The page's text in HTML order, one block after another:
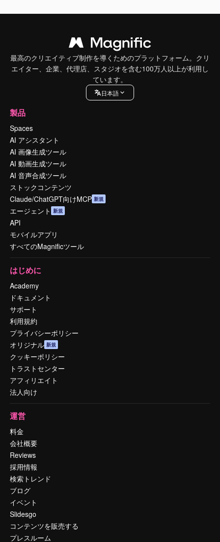
最高のクリエイティブ制作を導くためのプラットフォーム。クリ
エイター、企業、代理店、スタジオを含む100万人以上が利用し
ています。
日本語
製品
Spaces
AI アシスタント
AI 画像生成ツール
AI 動画生成ツール
AI 音声合成ツール
ストックコンテンツ
Claude/ChatGPT向けMCP 新規
エージェント 新規
API
モバイルアプリ
すべてのMagnificツール
はじめに
Academy
ドキュメント
サポート
利用規約
プライバシーポリシー
オリジナル 新規
クッキーポリシー
トラストセンター
アフィリエイト
法人向け
運営
料金
会社概要
Reviews
採用情報
検索トレンド
ブログ
イベント
Slidesgo
コンテンツを販売する
プレスルーム